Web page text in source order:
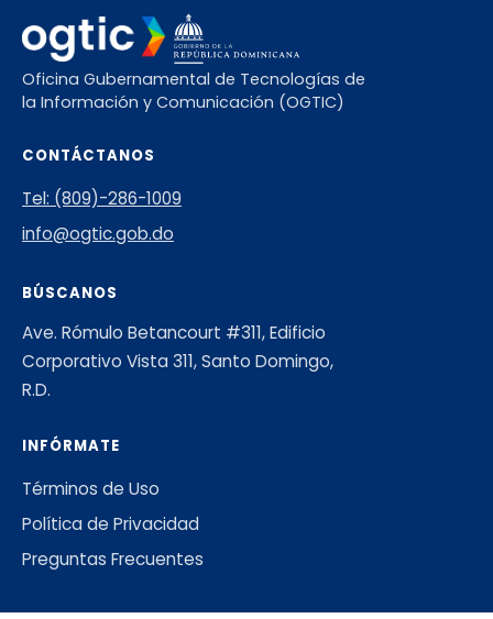
Oficina Gubernamental de Tecnologías de
la Información y Comunicación (OGTIC)
CONTÁCTANOS
Tel: (809)-286-1009
info@ogtic.gob.do
BÚSCANOS
Ave. Rómulo Betancourt #311, Edificio
Corporativo Vista 311, Santo Domingo,
R.D.
INFÓRMATE
Términos de Uso
Política de Privacidad
Preguntas Frecuentes